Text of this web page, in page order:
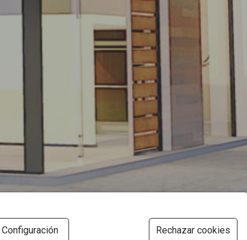
Configuración Rechazar cookies